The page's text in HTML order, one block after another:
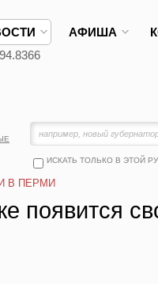
АФИША
94.8366
ИСКАТЬ ТОЛЬКО В ЭТОЙ
В ПЕРМИ
появится